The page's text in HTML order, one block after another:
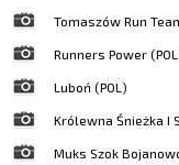
Tomaszów Run
Runners Power
Luboń (POL)
Królewna Śnieżka I
Muks Szok